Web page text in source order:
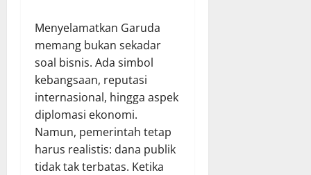
Menyelamatkan Garuda
memang bukan sekadar
soal bisnis. Ada simbol
kebangsaan, reputasi
internasional, hingga aspek
diplomasi ekonomi.
Namun, pemerintah tetap
harus realistis: dana publik
tidak tak terbatas. Ketika